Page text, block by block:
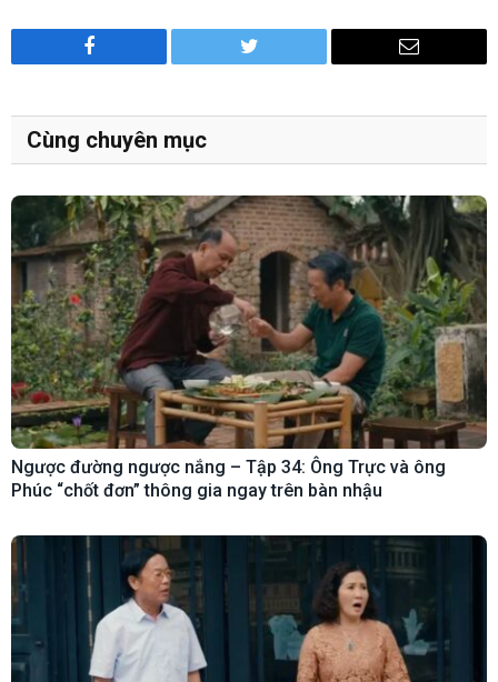
Facebook Twitter Email
Cùng chuyên mục
Ngược đường ngược nắng – Tập 34: Ông Trực và ông
Phúc “chốt đơn” thông gia ngay trên bàn nhậu